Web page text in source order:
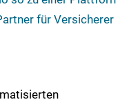
für Versicherer